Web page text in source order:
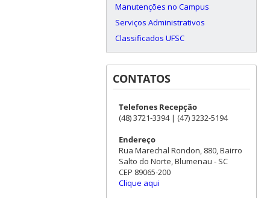
Manutenções no Campus
Serviços Administrativos
Classificados UFSC
CONTATOS
Telefones Recepção
(48) 3721-3394 | (47) 3232-5194
Endereço
Rua Marechal Rondon, 880, Bairro
Salto do Norte, Blumenau - SC
CEP 89065-200
Clique aqui